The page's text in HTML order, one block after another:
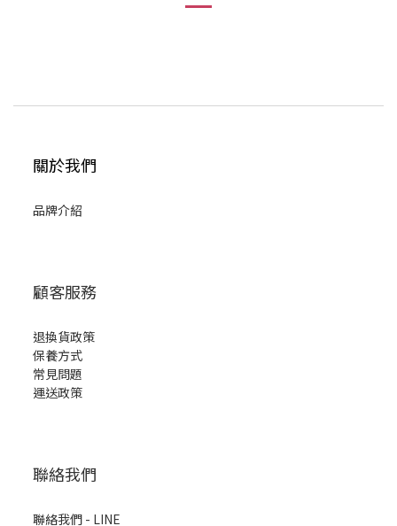
關於我們
品牌介紹
顧客服務
退換貨政策
保養方式
常見問題
運送政策
聯絡我們
聯絡我們 - LINE